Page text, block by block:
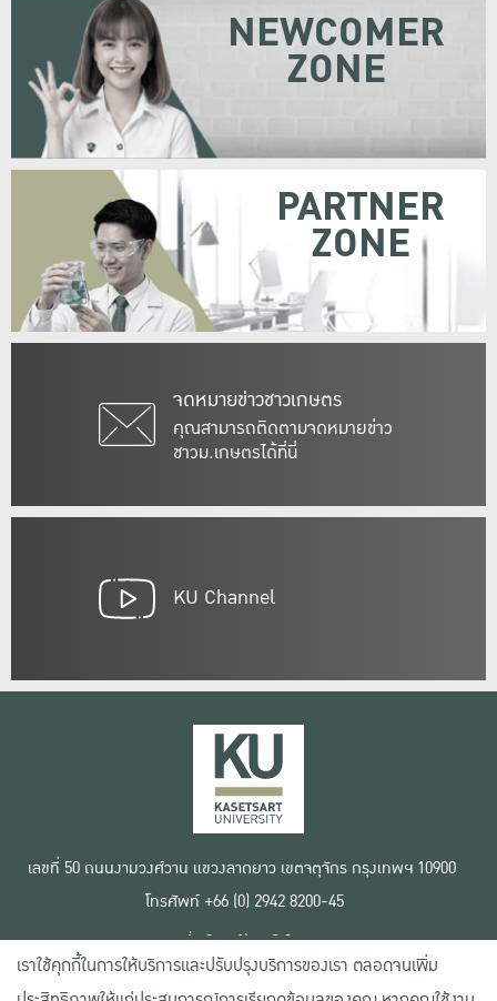
จดหมายข่าวชาวเกษตร
คุณสามารถติดตามจดหมายข่าว
ชาวม.เกษตรได้ที่นี่
NEWCOMER
ZONE
PARTNER
ZONE
KU Channel
เลขที่ 50 ถนนงามวงศ์วาน แขวงลาดยาว เขตจตุจักร กรุงเทพฯ 10900
โทรศัพท์ +66 (0) 2942 8200-45
เงื่อนไขการใช้งานเว็บไซต์
ข้อตกลงด้านสิทธิ์ใช้งาน
นโยบายความเป็นส่วนตัว
เราใช้คุกกี้ในการให้บริการและปรับปรุงบริการของเรา ตลอดจนเพิ่ม